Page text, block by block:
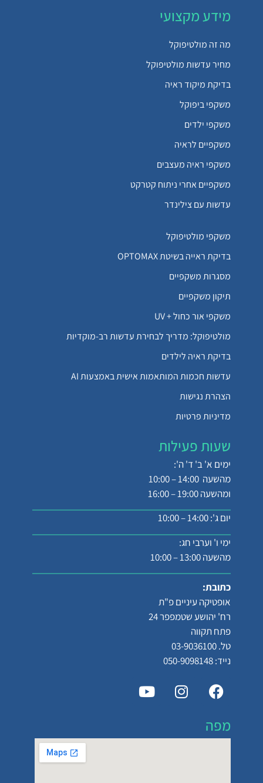
מידע מקצועי
מה זה מולטיפוקל
מחיר עדשות מולטיפוקל
בדיקת מיקוד ראיה
משקפי ביפוקל
משקפי ילדים
משקפיים לראיה
משקפי ראיה מעצבים
משקפיים אחרי ניתוח קטרקט
עדשות עם צילינדר
משקפי מולטיפוקל
בדיקת ראייה בשיטת OPTOMAX
מסגרות משקפיים
תיקון משקפיים
משקפי אור כחול + UV
מולטיפוקל: מדריך לבחירת עדשות רב-מוקדיות
בדיקת ראיה לילדים
עדשות חכמות המותאמות אישית באמצעות AI
הצהרת נגישות
מדיניות פרטיות
שעות פעילות
ימים א' ב' ד' ה':
מהשעה 14:00 – 10:00
ומהשעה 19:00 – 16:00
יום ג': 14:00 – 10:00
ימי ו' וערבי חג:
מהשעה 13:00 – 10:00
כתובת:
אופטיקה עיניים פ"ת
רח' יהושע שטמפפר 24
פתח תקווה
טל. 03-9036100
נייד: 050-9098148
מפה